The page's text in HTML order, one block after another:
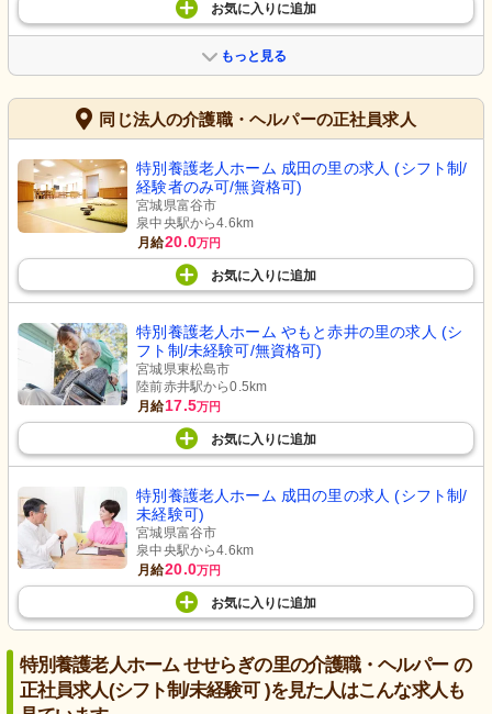
お気に入り に追加
もっと見る
同じ法人の介護職・ヘルパーの正社員求人
特別養護老人ホーム 成田の里の求人 (シフト制/
経験者のみ可/無資格可)
宮城県富谷市
泉中央駅から4.6km
月給20.0万円
お気に入り に追加
特別養護老人ホーム やもと赤井の里の求人 (シ
フト制/未経験可/無資格可)
宮城県東松島市
陸前赤井駅から0.5km
月給17.5万円
お気に入り に追加
特別養護老人ホーム 成田の里の求人 (シフト制/
未経験可)
宮城県富谷市
泉中央駅から4.6km
月給20.0万円
お気に入り に追加
特別養護老人ホーム せせらぎの里の介護職・ヘルパー の
正社員求人(シフト制/未経験可 )を見た人はこんな求人も